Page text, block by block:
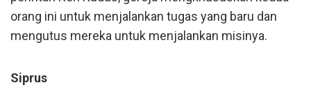
orang ini untuk menjalankan tugas yang baru dan
mengutus mereka untuk menjalankan misinya.
Siprus